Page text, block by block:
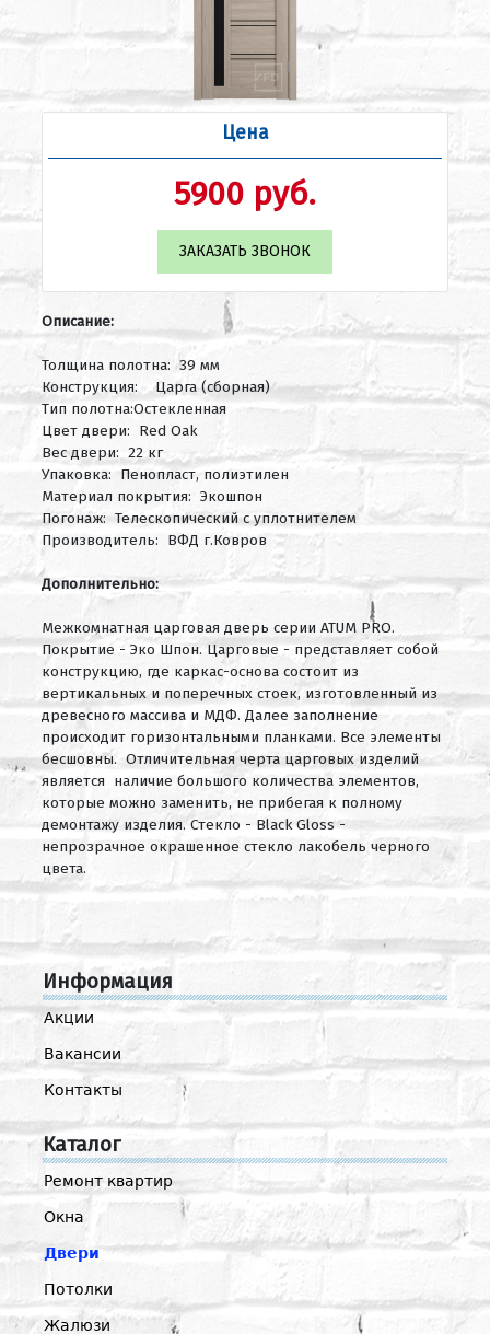
Цена
5900 руб.
ЗАКАЗАТЬ ЗВОНОК
Описание:
Толщина полотна: 39 мм
Конструкция: Царга (сборная)
Тип полотна:Остекленная
Цвет двери: Red Oak
Вес двери: 22 кг
Упаковка: Пенопласт, полиэтилен
Материал покрытия: Экошпон
Погонаж: Телескопический с уплотнителем
Производитель: ВФД г.Ковров
Дополнительно:
Межкомнатная царговая дверь серии ATUM PRO.
Покрытие - Эко Шпон.Царговые - представляет собой
конструкцию, где каркас-основа состоит из
вертикальных и поперечных стоек, изготовленный из
древесного массива и МДФ. Далее заполнение
происходит горизонтальными планками. Все элементы
бесшовны. Отличительная черта царговых изделий
является наличие большого количества элементов,
которые можно заменить, не прибегая к полному
демонтажу изделия. Стекло - Black Gloss -
непрозрачное окрашенное стекло лакобель черного
цвета.
Информация
Акции
Вакансии
Контакты
Каталог
Ремонт квартир
Окна
Двери
Потолки
Жалюзи